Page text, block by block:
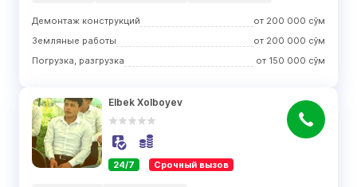
Демонтаж конструкций от 200 000 сўм
Земляные работы
от 200 000 сўм
Погрузка, разгрузка
от 150 000 сўм
Elbek Xolboyev
24/7 Срочный вызов